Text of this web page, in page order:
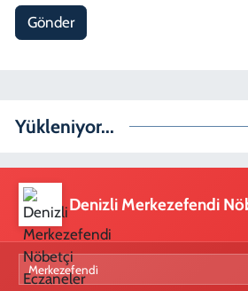
Gönder
Yükleniyor...
Denizli Merkezefendi